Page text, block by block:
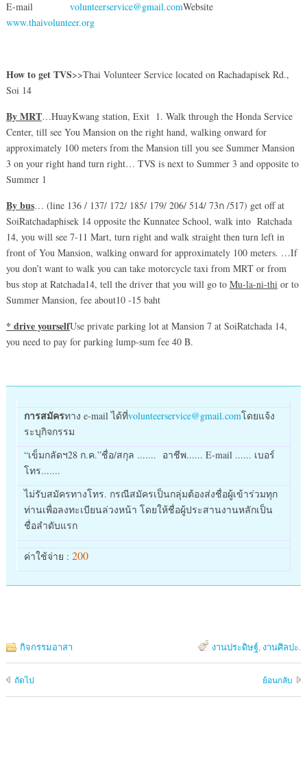
E-mail volunteerservice@gmail.comWebsite
www.thaivolunteer.org
How to get TVS>>Thai Volunteer Service located on Rachadapisek Rd.,
Soi 14
By MRT…HuayKwang station, Exit 1. Walk through the Honda Service
Center, till see You Mansion on the right hand, walking onward for
approximately 100 meters from the Mansion till you see Summer Mansion
3 on your right hand turn right… TVS is next to Summer 3 and opposite to
Summer 1
By bus… (line 136 / 137/ 172/ 185/ 179/ 206/ 514/ 73ก /517) get off at
SoiRatchadaphisek 14 opposite the Kunnatee School, walk into Ratchada
14, you will see 7-11 Mart, turn right and walk straight then turn left in
front of You Mansion, walking onward for approximately 100 meters. …If
you don’t want to walk you can take motorcycle taxi from MRT or from
bus stop at Ratchada14, tell the driver that you will go to Mu-la-ni-thior to
Summer Mansion, fee about10 -15 baht
* drive yourselfUse private parking lot at Mansion 7 at SoiRatchada 14,
you need to pay for parking lump-sum fee 40 B.
การสมัครทาง e-mail ได้ที่volunteerservice@gmail.comโดยแจ้ง
ระบุกิจกรรม
“เข็มกลัดฯ28 ก.ค.”ชื่อ/สกุล ....... อาชีพ...... E-mail ...... เบอร์
โทร.......
ไม่รับสมัครทางโทร. กรณีสมัครเป็นกลุ่มต้องส่งชื่อผู้เข้าร่วมทุก
ท่านเพื่อลงทะเบียนล่วงหน้า โดยให้ชื่อผู้ประสานงานหลักเป็น
ชื่อลำดับแรก
ค่าใช้จ่าย : 200
กิจกรรมอาสา งานประดิษฐ์, งานศิลปะ.
ถัดไป ย้อนกลับ